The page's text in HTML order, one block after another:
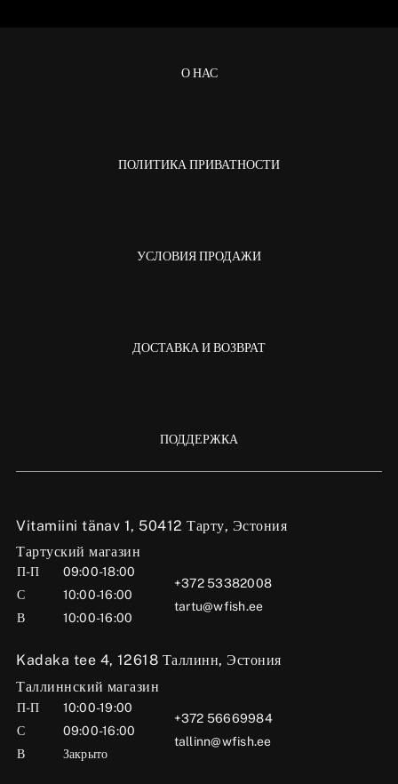
Vitamiini tänav 1, 50412 Тарту, Эстония
Тартуский магазин
П-П
09:00-18:00
С
10:00-16:00
В
10:00-16:00
+372 53382008
tartu@wfish.ee
Kadaka tee 4, 12618 Таллинн, Эстония
Таллиннский магазин
П-П
10:00-19:00
С
09:00-16:00
В
Закрыто
+372 56669984
tallinn@wfish.ee
О НАС
ПОЛИТИКА ПРИВАТНОСТИ
УСЛОВИЯ ПРОДАЖИ
ДОСТАВКА И ВОЗВРАТ
ПОДДЕРЖКА